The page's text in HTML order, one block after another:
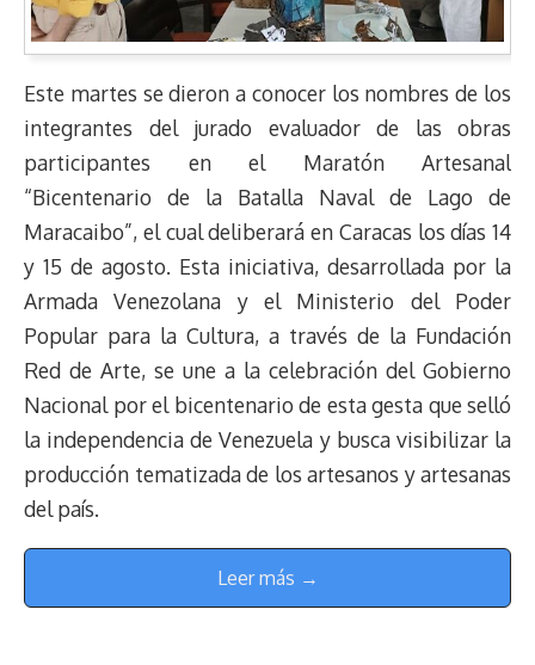
Este martes se dieron a conocer los nombres de los
integrantes del jurado evaluador de las obras
participantes en el Maratón Artesanal
“Bicentenario de la Batalla Naval de Lago de
Maracaibo”, el cual deliberará en Caracas los días 14
y 15 de agosto. Esta iniciativa, desarrollada por la
Armada Venezolana y el Ministerio del Poder
Popular para la Cultura, a través de la Fundación
Red de Arte, se une a la celebración del Gobierno
Nacional por el bicentenario de esta gesta que selló
la independencia de Venezuela y busca visibilizar la
producción tematizada de los artesanos y artesanas
del país.
Leer más →